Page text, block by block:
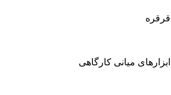
قرقره
ابزارهای میانی کارگاهی